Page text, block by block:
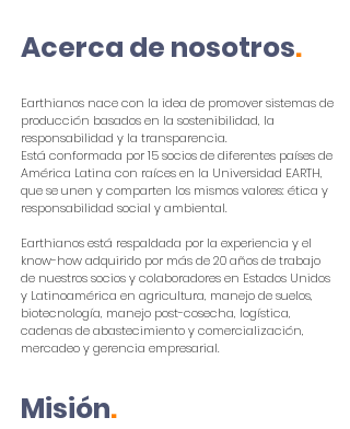
Acerca de nosotros.
Earthianos nace con la idea de promover sistemas de
producción basados en la sostenibilidad, la
responsabilidad y la transparencia.
Está conformada por 15 socios de diferentes países de
América Latina con raíces en la Universidad EARTH,
que se unen y comparten los mismos valores:ética y
responsabilidad social y ambiental.
Earthianos está respaldada por la experiencia y el
know-how adquirido por más de 20 años de trabajo
de nuestros socios y colaboradores en Estados Unidos
y Latinoamérica en agricultura, manejo de suelos,
biotecnología, manejo post-cosecha, logística,
cadenas de abastecimiento y comercialización,
mercadeo y gerencia empresarial.
Misión.